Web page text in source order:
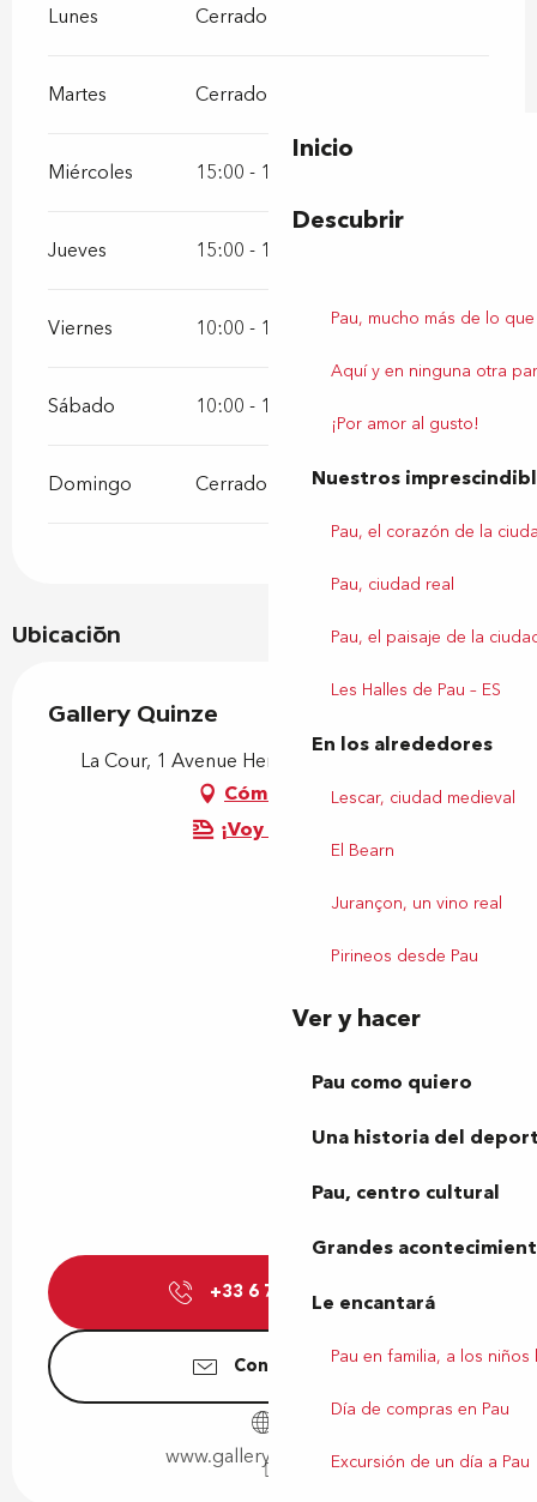
Inicio
Descubrir
Pau, mucho más de lo
Aquí y en ninguna otra
¡Por amor al gusto!
Nuestros
Pau, el corazón de la
Pau, ciudad real
Pau, el paisaje de la
Les Halles de Pau – ES
En los alrededores
Lescar, ciudad medieval
El Bearn
Jurançon, un vino real
Pirineos desde Pau
Ver y hacer
Pau como quiero
Una historia del
Pau, centro cultural
Grandes
Le encantará
Pau en familia, a los niños
Día de compras en Pau
Excursión de un día a Pau
Lunes Cerrado
Martes Cerrado
Miércoles 15:00 - 19:00
Jueves 15:00 - 19:00
Viernes 10:00 - 12:00 15:00 - 19:00
Sábado 10:00 - 12:00
Domingo Cerrado
Ubicación
Gallery Quinze
La Cour, 1 Avenue Henri IV, 64110 Jurançon
Cómo llegar
¡Voy en tren!
+33 6 71 41 17
Contáctenos
www.galleryquinze.com